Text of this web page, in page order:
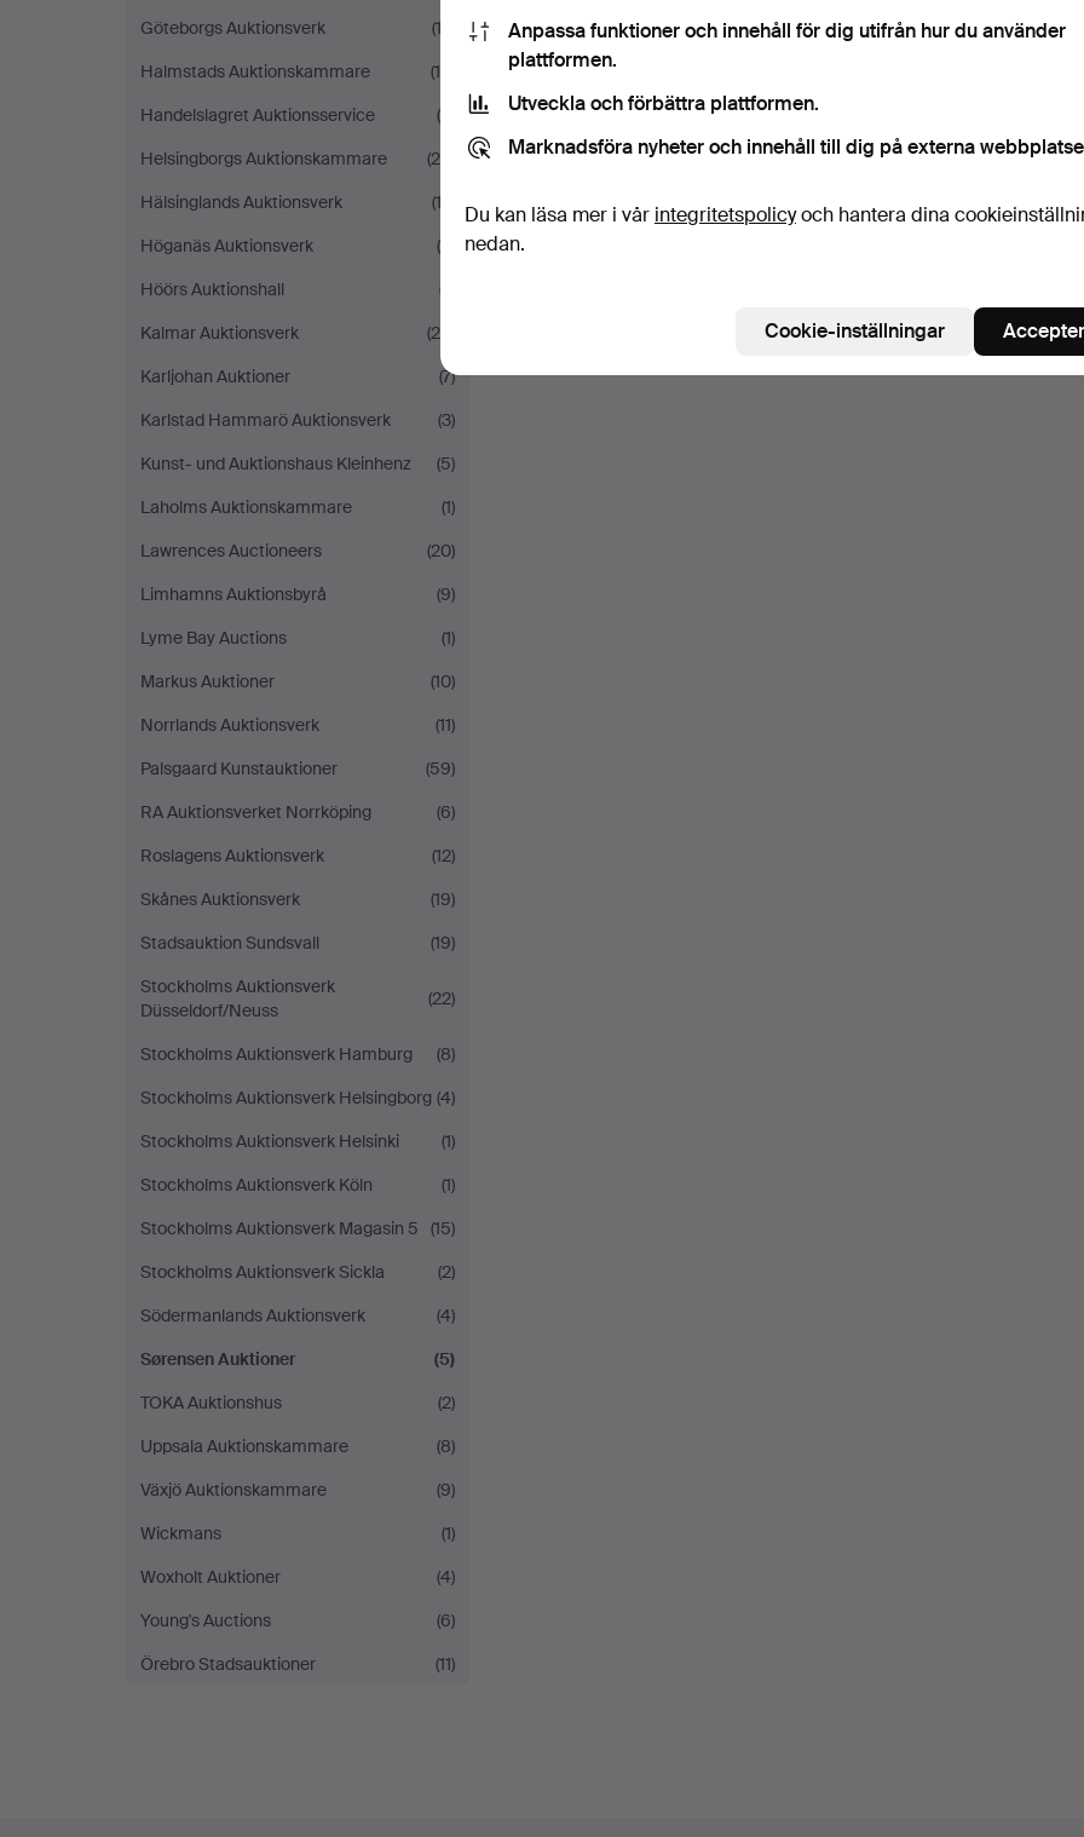
Göteborgs Auktionsverk
(12)
Halmstads Auktionskammare
(14)
Handelslagret Auktionsservice
(8)
Helsingborgs Auktionskammare
(28)
Hälsinglands Auktionsverk
(12)
Höganäs Auktionsverk
(5)
Höörs Auktionshall
(7)
Kalmar Auktionsverk
(20)
Karljohan Auktioner
(7)
Karlstad Hammarö Auktionsverk
(3)
Kunst- und Auktionshaus Kleinhenz
(5)
Laholms Auktionskammare
(1)
Lawrences Auctioneers
(20)
Limhamns Auktionsbyrå
(9)
Lyme Bay Auctions
(1)
Markus Auktioner
(10)
Norrlands Auktionsverk
(11)
Palsgaard Kunstauktioner
(59)
RA Auktionsverket Norrköping
(6)
Roslagens Auktionsverk
(12)
Skånes Auktionsverk
(19)
Stadsauktion Sundsvall
(19)
Stockholms Auktionsverk
Düsseldorf/Neuss
(22)
Stockholms Auktionsverk Hamburg
(8)
Stockholms Auktionsverk Helsingborg (4)
Stockholms Auktionsverk Helsinki
(1)
Stockholms Auktionsverk Köln
(1)
Stockholms Auktionsverk Magasin 5
(15)
Stockholms Auktionsverk Sickla
(2)
Södermanlands Auktionsverk
(4)
Sørensen Auktioner
(5)
TOKA Auktionshus
(2)
Uppsala Auktionskammare
(8)
Växjö Auktionskammare
(9)
Wickmans
(1)
Woxholt Auktioner
(4)
Young's Auctions
(6)
Örebro Stadsauktioner
(11)
Anpassa funktioner och innehåll för dig utifrån hur du använder
plattformen.
Utveckla och förbättra plattformen.
Marknadsföra nyheter och innehåll till dig på externa
Du kan läsa mer i vår integritetspolicyoch hantera dina
nedan.
Cookie-inställningar